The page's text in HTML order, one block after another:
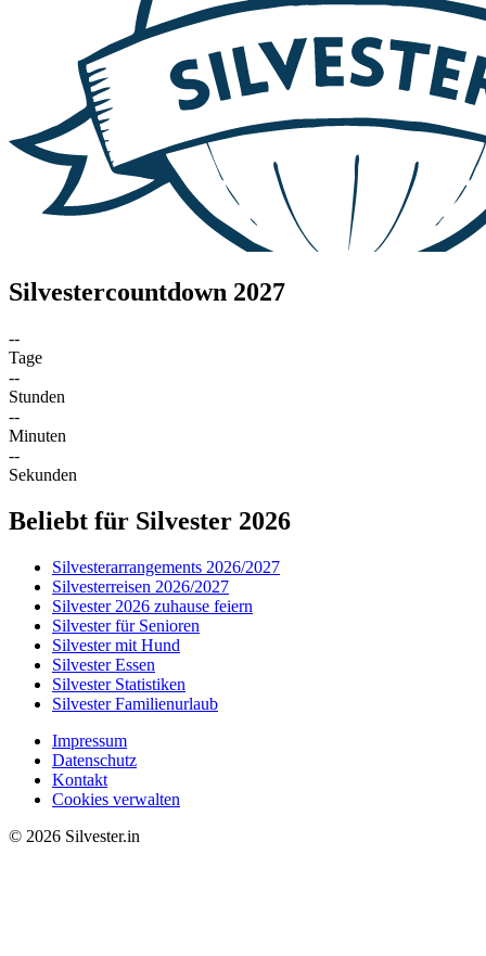
Silvestercountdown 2027
--
Tage
--
Stunden
--
Minuten
--
Sekunden
Beliebt für Silvester 2026
Silvesterarrangements 2026/2027
Silvesterreisen 2026/2027
Silvester 2026 zuhause feiern
Silvester für Senioren
Silvester mit Hund
Silvester Essen
Silvester Statistiken
Silvester Familienurlaub
Impressum
Datenschutz
Kontakt
Cookies verwalten
© 2026 Silvester.in